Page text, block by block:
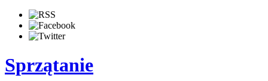
Sprzątanie